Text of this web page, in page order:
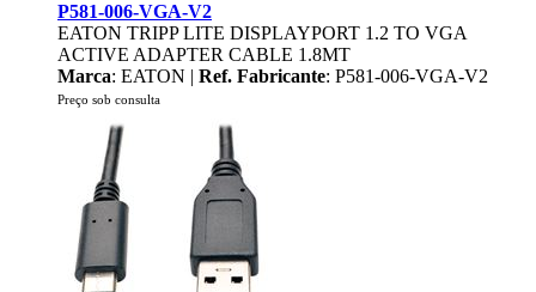
P581-006-VGA-V2
EATON TRIPP LITE DISPLAYPORT 1.2 TO VGA
ACTIVE ADAPTER CABLE 1.8MT
Marca: EATON | Ref. Fabricante: P581-006-VGA-V2
Preço sob consulta